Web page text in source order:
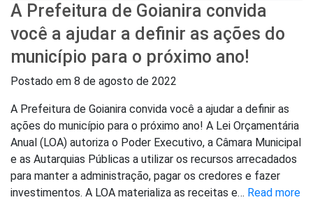
A Prefeitura de Goianira convida
você a ajudar a definir as ações do
município para o próximo ano!
Postado em 8 de agosto de 2022
A Prefeitura de Goianira convida você a ajudar a definir as
ações do município para o próximo ano! A Lei Orçamentária
Anual (LOA) autoriza o Poder Executivo, a Câmara Municipal
e as Autarquias Públicas a utilizar os recursos arrecadados
para manter a administração, pagar os credores e fazer
investimentos. A LOA materializa as receitas e… Read more